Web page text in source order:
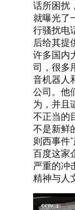
话所困扰
就曝光了
行骚扰电
后给其提
许多国内
司，很多
音机器人
公司。他
为，并且
不正当的
不是新鲜
则西事件
百度这家
严重的冲
精神与人